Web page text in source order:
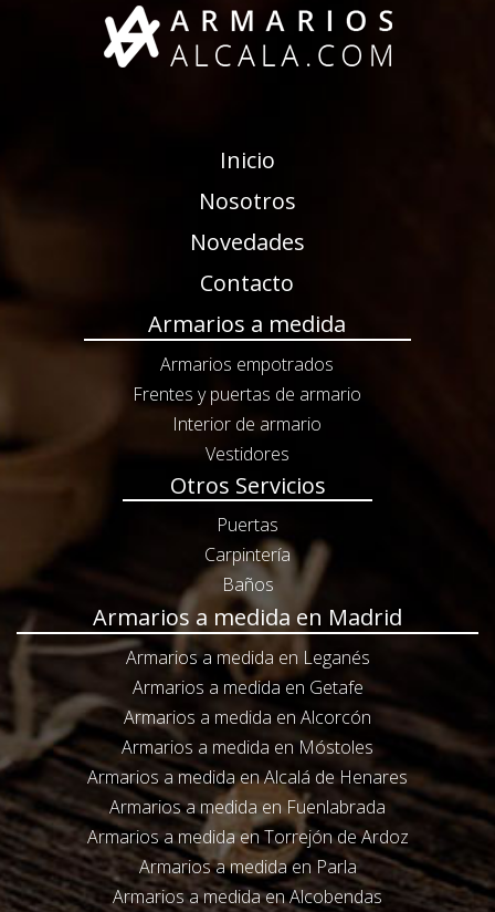
Inicio
Nosotros
Novedades
Contacto
Armarios a medida
Armarios empotrados
Frentes y puertas de armario
Interior de armario
Vestidores
Otros Servicios
Puertas
Carpintería
Baños
Armarios a medida en Madrid
Armarios a medida en Leganés
Armarios a medida en Getafe
Armarios a medida en Alcorcón
Armarios a medida en Móstoles
Armarios a medida en Alcalá de Henares
Armarios a medida en Fuenlabrada
Armarios a medida en Torrejón de Ardoz
Armarios a medida en Parla
Armarios a medida en Alcobendas